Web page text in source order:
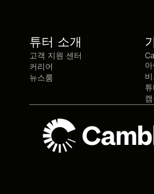
튜터 소개
고객 지원 센터
커리어
뉴스룸